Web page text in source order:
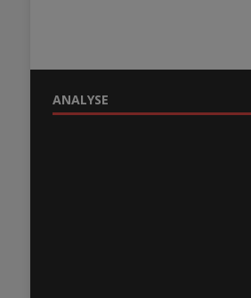
ANALYSE